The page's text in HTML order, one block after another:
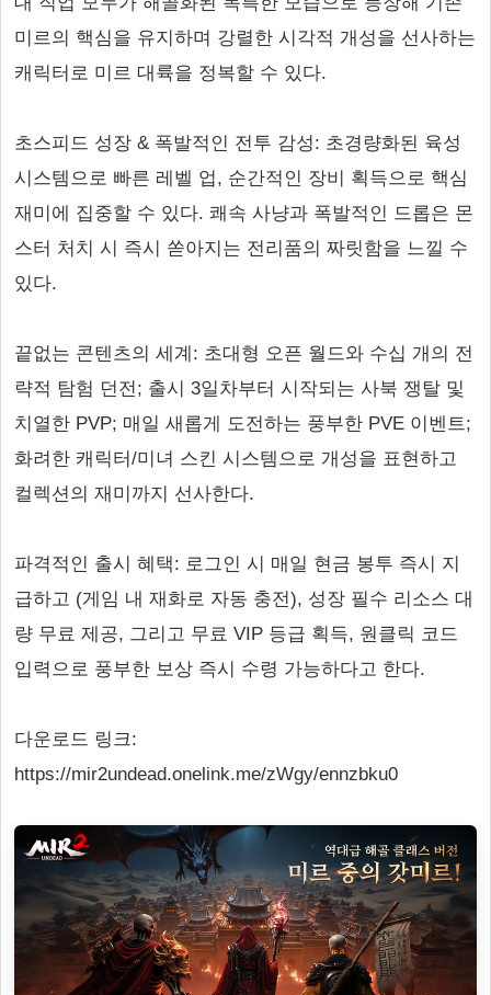
미르의 핵심을 유지하며 강렬한 시각적 개성을 선사하는
캐릭터로 미르 대륙을 정복할 수 있다.
초스피드 성장 & 폭발적인 전투 감성: 초경량화된 육성
시스템으로 빠른 레벨 업, 순간적인 장비 획득으로 핵심
재미에 집중할 수 있다. 쾌속 사냥과 폭발적인 드롭은 몬
스터 처치 시 즉시 쏟아지는 전리품의 짜릿함을 느낄 수
있다.
끝없는 콘텐츠의 세계: 초대형 오픈 월드와 수십 개의 전
략적 탐험 던전; 출시 3일차부터 시작되는 사북 쟁탈 및
치열한 PVP; 매일 새롭게 도전하는 풍부한 PVE 이벤트;
화려한 캐릭터/미녀 스킨 시스템으로 개성을 표현하고
컬렉션의 재미까지 선사한다.
파격적인 출시 혜택: 로그인 시 매일 현금 봉투 즉시 지
급하고 (게임 내 재화로 자동 충전), 성장 필수 리소스 대
량 무료 제공, 그리고 무료 VIP 등급 획득, 원클릭 코드
입력으로 풍부한 보상 즉시 수령 가능하다고 한다.
다운로드 링크:
https://mir2undead.onelink.me/zWgy/ennzbku0